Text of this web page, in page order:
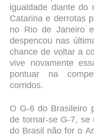
igualdade diante do
Catarina e derrotas
no Rio de Janeiro
despencou nas
chance de voltar a
vive novamente
pontuar na
corridos.
O G-6 do Brasileiro
de tornar-se G-7, se
do Brasil não for o